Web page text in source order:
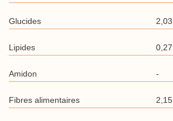
Glucides 2,03
Lipides 0,27
Amidon -
Fibres alimentaires 2,15